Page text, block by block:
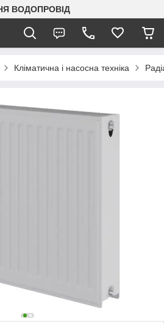
ВОДОПРОВІД
Кліматична і насосна техніка